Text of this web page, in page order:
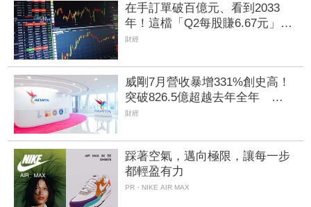
在手訂單破百億元、看到2033
年！這檔「Q2每股賺6.67元」獲
利暴增931% AI帶旺光纜需求
財經
威剛7月營收暴增331%創史高！
突破826.5億超越去年全年
DRAM漲價潮助攻Q3再登峰
財經
踩著空氣，邁向極限，讓每一步
都輕盈有力
PR・NIKE AIR MAX